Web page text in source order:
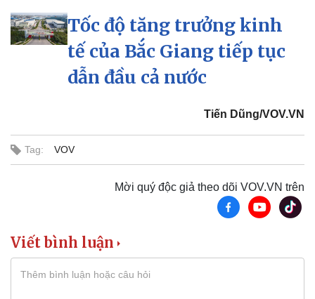
Thể thao
Hậu trường
Xe máy
Tốc độ tăng trưởng kinh
tế của Bắc Giang tiếp tục
dẫn đầu cả nước
Tiến Dũng/VOV.VN
Tag: VOV
Mời quý độc giả theo dõi VOV.VN trên
Viết bình luận